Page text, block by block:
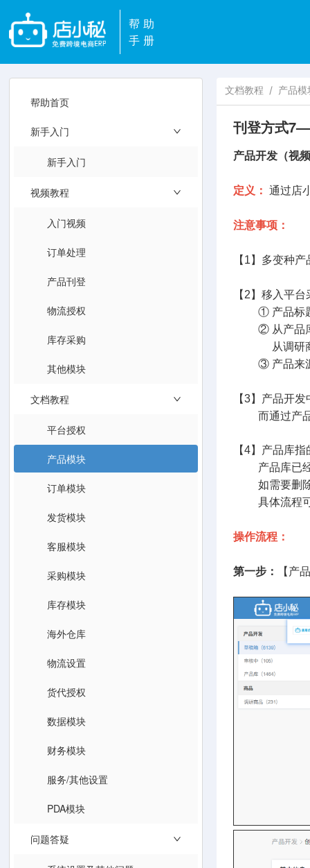
帮助
手册
帮助首页
新手入门
新手入门
视频教程
入门视频
订单处理
产品刊登
物流授权
库存采购
其他模块
文档教程
平台授权
产品模块
订单模块
发货模块
客服模块
采购模块
库存模块
海外仓库
物流设置
货代授权
数据模块
财务模块
服务/其他设置
PDA模块
问题答疑
文档教程 / 产品模
刊登方式
产品开发（视
定义： 通过店
注意事项：
【1】多变种
【2】移入平
① 产品标题
② 从产品库
从调研商品
③ 产品来源
【3】产品开
而通过产品
【4】产品库
产品库已经
如需要删除
具体流程
操作流程：
第一步： 【产